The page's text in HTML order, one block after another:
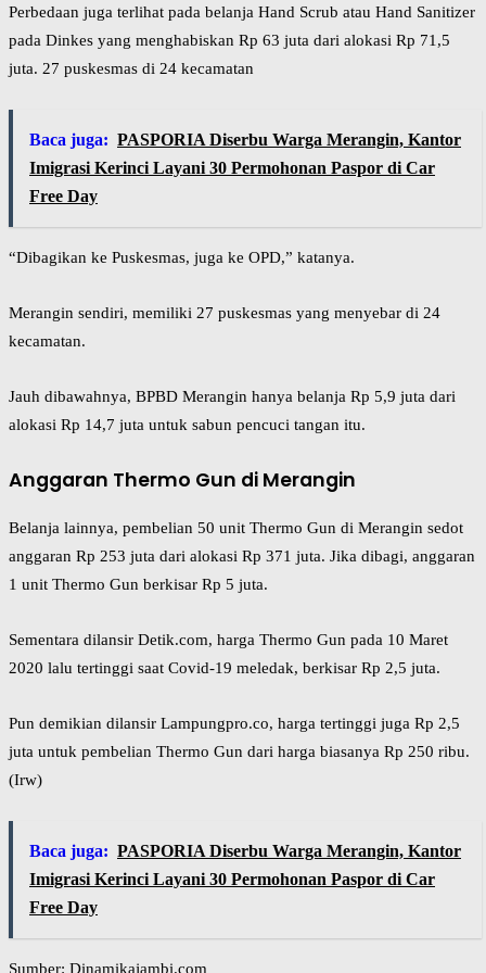
Perbedaan juga terlihat pada belanja Hand Scrub atau Hand Sanitizer
pada Dinkes yang menghabiskan Rp 63 juta dari alokasi Rp 71,5
juta. 27 puskesmas di 24 kecamatan
Baca juga: PASPORIA Diserbu Warga Merangin, Kantor
Imigrasi Kerinci Layani 30 Permohonan Paspor di Car
Free Day
“Dibagikan ke Puskesmas, juga ke OPD,” katanya.
Merangin sendiri, memiliki 27 puskesmas yang menyebar di 24
kecamatan.
Jauh dibawahnya, BPBD Merangin hanya belanja Rp 5,9 juta dari
alokasi Rp 14,7 juta untuk sabun pencuci tangan itu.
Anggaran Thermo Gun di Merangin
Belanja lainnya, pembelian 50 unit Thermo Gun di Merangin sedot
anggaran Rp 253 juta dari alokasi Rp 371 juta. Jika dibagi, anggaran
1 unit Thermo Gun berkisar Rp 5 juta.
Sementara dilansir Detik.com, harga Thermo Gun pada 10 Maret
2020 lalu tertinggi saat Covid-19 meledak, berkisar Rp 2,5 juta.
Pun demikian dilansir Lampungpro.co, harga tertinggi juga Rp 2,5
juta untuk pembelian Thermo Gun dari harga biasanya Rp 250 ribu.
(Irw)
Baca juga: PASPORIA Diserbu Warga Merangin, Kantor
Imigrasi Kerinci Layani 30 Permohonan Paspor di Car
Free Day
Sumber: Dinamikajambi.com